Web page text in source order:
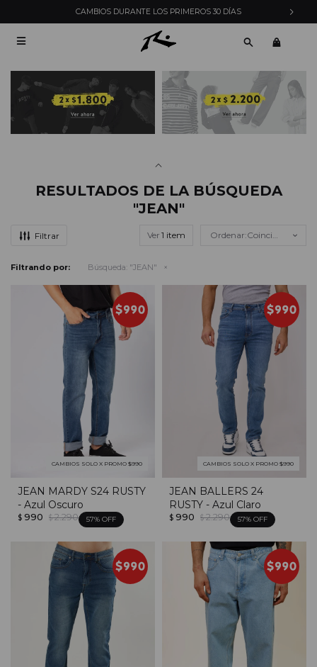
ENVÍOS EXPRESS EN MONTEVIDEO CON PEDIDOS YA

RESULTADOS DE LA BÚSQUEDA
"JEAN"
Ver Coincidencia
Filtrando por: Búsqueda: "JEAN"
CAMBIOS SOLO X PROMO $990
JEAN MARDY S24 RUSTY
- Azul Oscuro
$ 990 $ 2.290 57
CAMBIOS SOLO X PROMO $990
JEAN BALLERS 24
RUSTY - Azul Claro
$ 990 $ 2.290 57